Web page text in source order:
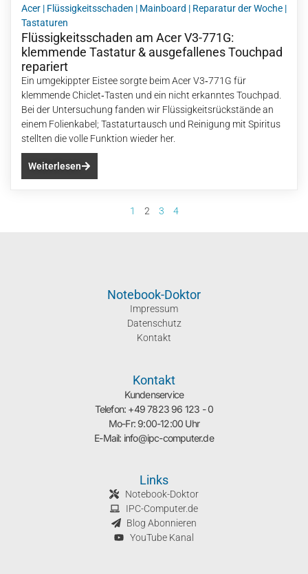
Acer | Flüssigkeitsschaden | Mainboard | Reparatur der Woche |
Tastaturen
Flüssigkeitsschaden am Acer V3-771G:
klemmende Tastatur & ausgefallenes Touchpad
repariert
Ein umgekippter Eistee sorgte beim Acer V3‑771G für
klemmende Chiclet‑Tasten und ein nicht erkanntes Touchpad.
Bei der Untersuchung fanden wir Flüssigkeitsrückstände an
einem Folienkabel; Tastaturtausch und Reinigung mit Spiritus
stellten die volle Funktion wieder her.
Weiterlesen
1 2 3 4
Notebook-Doktor
Impressum
Datenschutz
Kontakt
Kontakt
Kundenservice
Telefon: +49 7823 96 123 - 0
Mo-Fr: 9:00-12:00 Uhr
E-Mail: info@ipc-computer.de
Links
Notebook-Doktor
IPC-Computer.de
Blog Abonnieren
YouTube Kanal